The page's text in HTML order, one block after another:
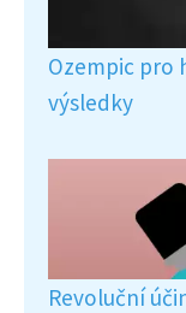
Ozempic pro
výsledky
Revoluční